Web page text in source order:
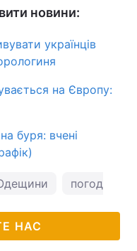
новини:
українців
на Європу:
буря: вчені
погода в
НАС